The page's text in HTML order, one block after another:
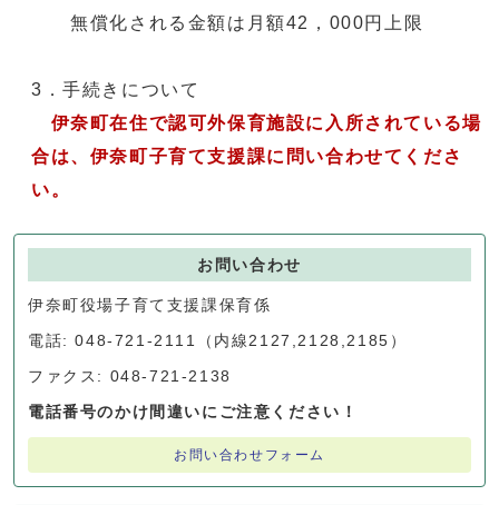
無償化される金額は月額42，000円上限
3．手続きについて
伊奈町在住で認可外保育施設に入所されている場
合は、伊奈町子育て支援課に問い合わせてくださ
い。
お問い合わせ
伊奈町役場子育て支援課保育係
電話: 048-721-2111（内線2127,2128,2185）
ファクス: 048-721-2138
電話番号のかけ間違いにご注意ください！
お問い合わせフォーム